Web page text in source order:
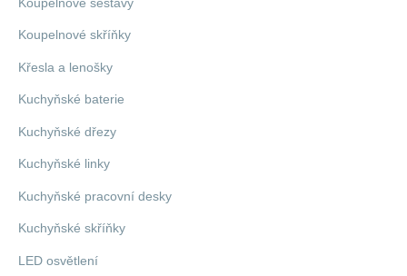
Koupelnové skříňky
Křesla a lenošky
Kuchyňské baterie
Kuchyňské dřezy
Kuchyňské linky
Kuchyňské pracovní desky
Kuchyňské skříňky
LED osvětlení